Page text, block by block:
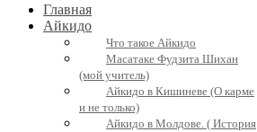
Главная
Айкидо
Что такое Айкидо
Масатаке Фудзита Шихан
(мой учитель)
Айкидо в Кишиневе (О карме
и не только)
Айкидо в Молдове. ( История